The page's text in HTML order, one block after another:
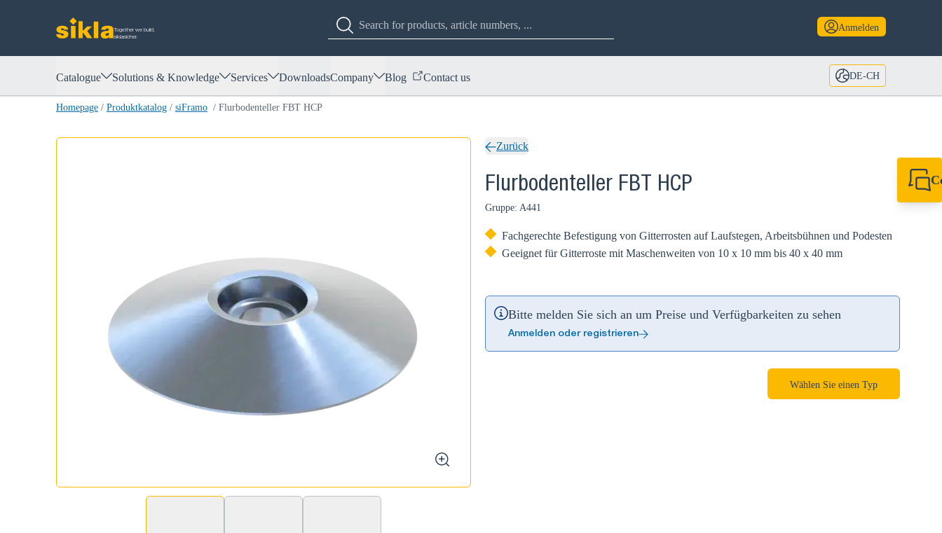
Together we build.
siklasicher.
Anmelden
Catalogue Solutions & Knowledge Services DownloadsCompany Blog Contact us DE-CH
Homepage / Produktkatalog / siFramo / Flurbodenteller FBT HCP
zoom
Zurück
Flurbodenteller FBT HCP
Gruppe: A441
Fachgerechte Befestigung von Gitterrosten auf Laufstegen, Arbeitsbühnen und Podesten
Geeignet für Gitterroste mit Maschenweiten von 10 x 10 mm bis 40 x 40 mm
Bitte melden Sie sich an um Preise und Verfügbarkeiten zu sehen
Anmelden oder registrieren
Wählen Sie einen Typ